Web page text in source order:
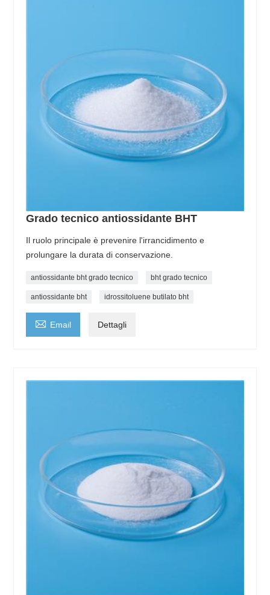
Grado tecnico antiossidante BHT
Il ruolo principale è prevenire l'irrancidimento e
prolungare la durata di conservazione.
antiossidante bht grado tecnico bht grado tecnico
antiossidante bht idrossitoluene butilato bht
 Email Dettagli